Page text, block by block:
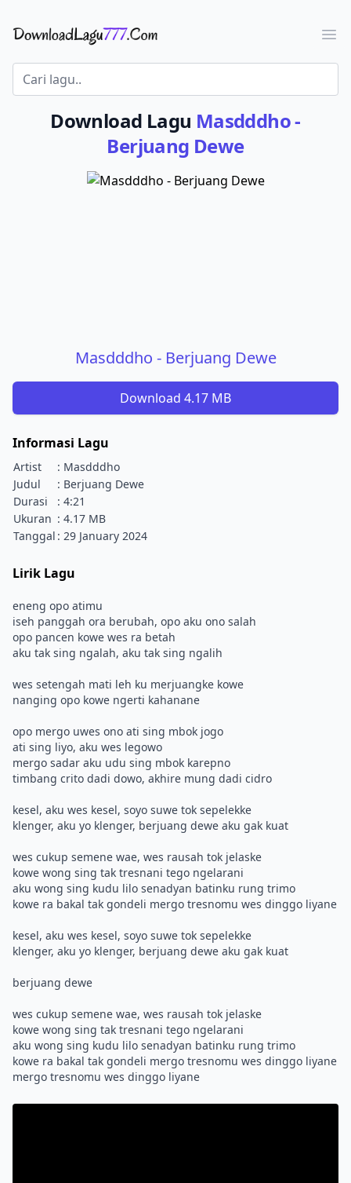
Download Lagu - LaguJoss.com
Download Lagu Masdddho -
Berjuang Dewe
Masdddho - Berjuang Dewe
Download 4.17 MB
Informasi Lagu
Artist
: Masdddho
Judul
: Berjuang Dewe
Durasi
: 4:21
Ukuran : 4.17 MB
Tanggal : 29 January 2024
Lirik Lagu
eneng opo atimu
iseh panggah ora berubah, opo aku ono salah
opo pancen kowe wes ra betah
aku tak sing ngalah, aku tak sing ngalih
wes setengah mati leh ku merjuangke kowe
nanging opo kowe ngerti kahanane
opo mergo uwes ono ati sing mbok jogo
ati sing liyo, aku wes legowo
mergo sadar aku udu sing mbok karepno
timbang crito dadi dowo, akhire mung dadi cidro
kesel, aku wes kesel, soyo suwe tok sepelekke
klenger, aku yo klenger, berjuang dewe aku gak kuat
wes cukup semene wae, wes rausah tok jelaske
kowe wong sing tak tresnani tego ngelarani
aku wong sing kudu lilo senadyan batinku rung trimo
kowe ra bakal tak gondeli mergo tresnomu wes dinggo liyane
kesel, aku wes kesel, soyo suwe tok sepelekke
klenger, aku yo klenger, berjuang dewe aku gak kuat
berjuang dewe
wes cukup semene wae, wes rausah tok jelaske
kowe wong sing tak tresnani tego ngelarani
aku wong sing kudu lilo senadyan batinku rung trimo
kowe ra bakal tak gondeli mergo tresnomu wes dinggo liyane